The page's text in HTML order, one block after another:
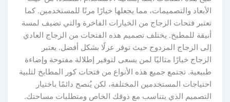
والتصميمات، مما يجعلها خيارًا مرنًا للمستخدمين. كما
فتحات الزجاج من الخيارات الفاخرة والتي تضيف لمسة
للمطبخ. يختلف تصميم هذه الفتحات من الزجاج العادي
الزجاج المزدوج حيث توفر عزلًا بشكل أفضل. يعتبر
خيارًا مثاليًا لمن يسعى لتوفير إطلالة مفتوحة وإضاءة
تجتمع جميع هذه الأنواع من فتحات كور المطابخ لتلبية
المستخدمين المختلفة، لكن يُنصح دائمًا باختيار
الذي يتناسب مع ذوقك الخاص ومتطلبات مساحتك.